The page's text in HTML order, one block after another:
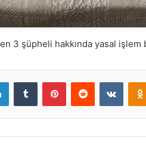
3 şüpheli hakkında yasal işlem
LinkedInTumblr PinterestReddit